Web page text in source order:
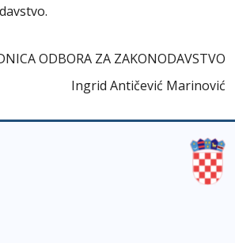
ODBORA ZA ZAKONODAVSTVO
Ingrid Antičević Marinović
izbornik